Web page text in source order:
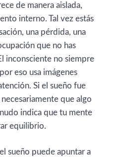
de manera aislada,
interno. Tal vez estás
una pérdida, una
que no has
inconsciente no siempre
eso usa imágenes
Si el sueño fue
que algo
indica que tu mente
equilibrio.
sueño puede apuntar a